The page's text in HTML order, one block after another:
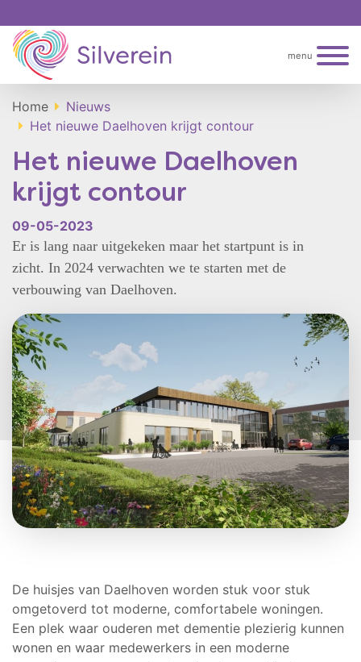
menu
Home
Nieuws
Het nieuwe Daelhoven krijgt contour
Het nieuwe Daelhoven
krijgt contour
09-05-2023
Er is lang naar uitgekeken maar het startpunt is in
zicht. In 2024 verwachten we te starten met de
verbouwing van Daelhoven.
De huisjes van Daelhoven worden stuk voor stuk
omgetoverd tot moderne, comfortabele woningen.
Een plek waar ouderen met dementie plezierig kunnen
wonen en waar medewerkers in een moderne